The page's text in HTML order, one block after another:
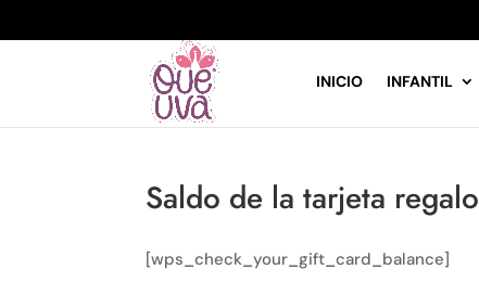
INICIO INFANTIL
Saldo de la tarjeta regalo
[wps_check_your_gift_card_balance]